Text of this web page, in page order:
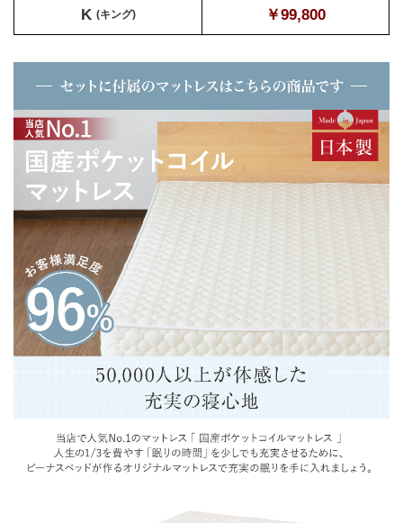
K (キング) ￥99,800